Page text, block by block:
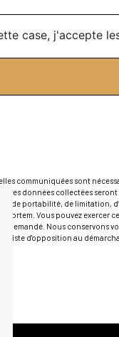
case, j'accepte
communiquées sont
Les données collectées
de portabilité, de limitation,
mortem. Vous pouvez exercer
demandé. Nous conservons
liste d'opposition au